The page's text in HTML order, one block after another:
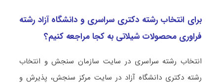
برای انتخاب رشته دکتری سراسری و دانشگاه آزاد رشته
ﻓﺮاوری ﻣﺤﺼﻮﻻت شیلاتی به کجا مراجعه کنیم؟
انتخاب رشته سراسری در سایت سازمان سنجش و انتخاب
رشته دکتری دانشگاه آزاد در سایت مرکز سنجش، پذیرش و